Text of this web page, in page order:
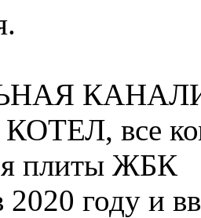
все
плиты ЖБК
году и